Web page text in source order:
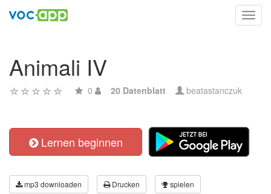
Animali IV
0 20 Datenblatt beatastanczuk
Lernen beginnen
mp3 downloaden Drucken spielen